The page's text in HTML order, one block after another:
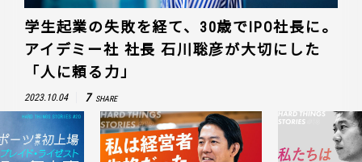
学生起業の失敗を経て、30歳でIPO社長に。
アイデミー社 社長 石川聡彦が大切にした
「人に頼る力」
2023.10.04 7 SHARE